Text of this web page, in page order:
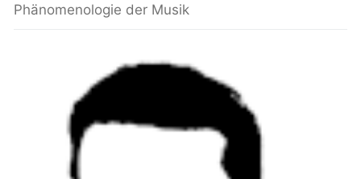
Phänomenologie der Musik